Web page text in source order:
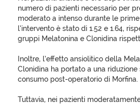
numero di pazienti necessario per
moderato a intenso durante le
l’intervento è stato di 1.52 e 1.64,
gruppi Melatonina e Clonidina
Inoltre, l’effetto ansiolitico della
Clonidina ha portato a una
consumo post-operatorio di Morfina.
Tuttavia, nei pazienti